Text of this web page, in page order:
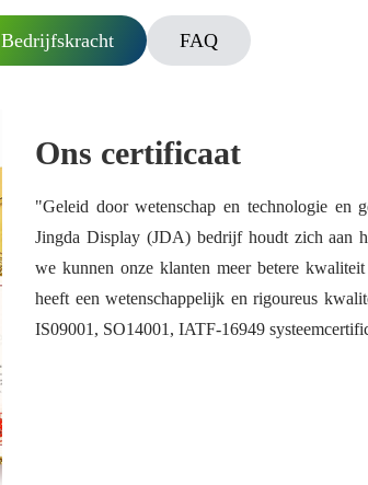
Bedrijfskracht FAQ
Ons certificaat
"Geleid door wetenschap en technologie en
Jingda Display (JDA) bedrijf houdt zich aan
we kunnen onze klanten meer betere
heeft een wetenschappelijk en rigoureus
IS09001, SO14001, IATF-16949